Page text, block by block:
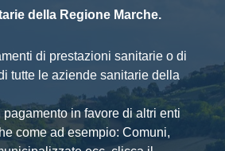
della Regione Marche.
di prestazioni sanitarie o di
tutte le aziende sanitarie della
in favore di altri enti
come ad esempio: Comuni,